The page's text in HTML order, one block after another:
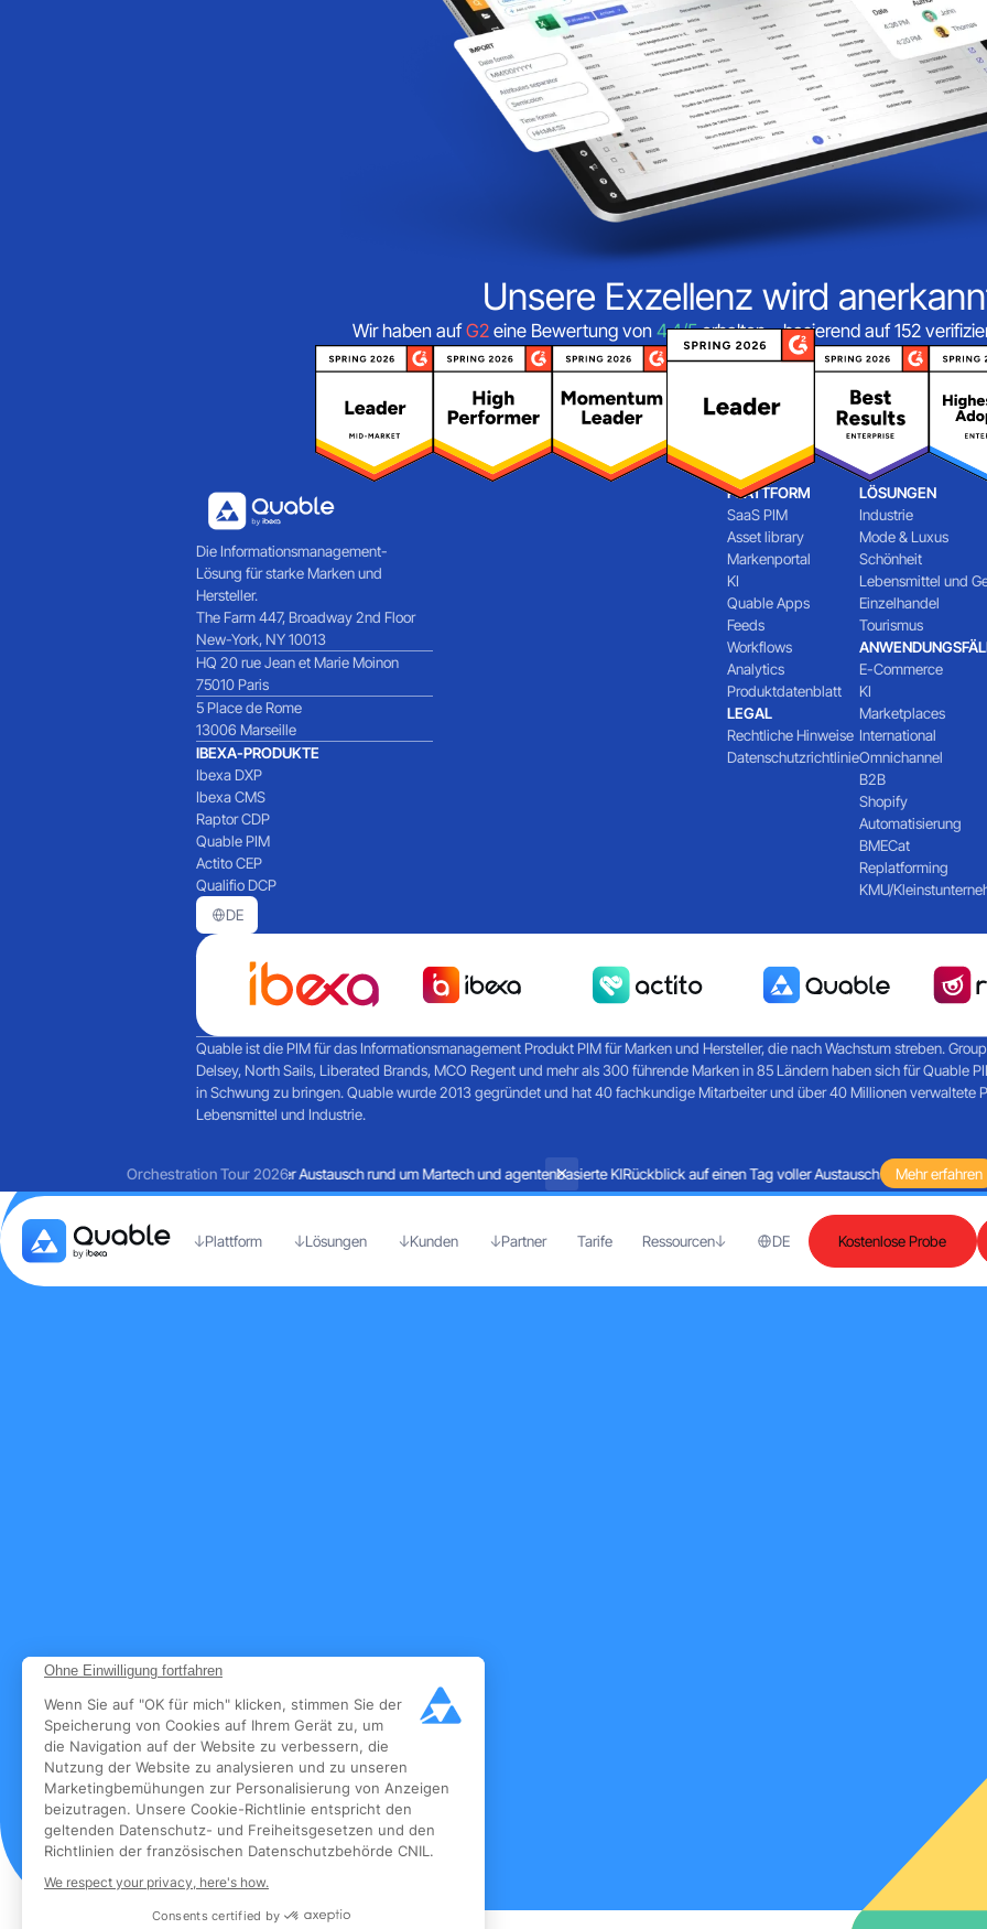
Ohne Einwilligung fortfahren
Wenn Sie auf "OK für mich" klicken, stimmen Sie der
Speicherung von Cookies auf Ihrem Gerät zu, um
die Navigation auf der Website zu verbessern, die
Nutzung der Website zu analysieren und zu unseren
Marketingbemühungen zur Personalisierung von Anzeigen
beizutragen. Unsere Cookie-Richtlinie entspricht den
geltenden Datenschutz- und Freiheitsgesetzen und den
Richtlinien der französischen Datenschutzbehörde CNIL.
We respect your privacy, here's how.
Consents certified by
Unsere Exzellenz wird
Wir haben aufG2eine Bewertung von 4,4/5erhalten – basierend auf 152
Die Informationsmanagement-
Lösung für starke Marken und
Hersteller.
The Farm 447, Broadway 2nd Floor
New-York, NY 10013
HQ 20 rue Jean et Marie Moinon
75010 Paris
5 Place de Rome
13006 Marseille
IBEXA-PRODUKTE
Ibexa DXP
Ibexa CMS
Raptor CDP
Quable PIM
Actito CEP
Qualifio DCP
DE
PLATTFORM
SaaS PIM
Asset library
Markenportal
KI
Quable Apps
Feeds
Workflows
Analytics
Produktdatenblatt
LEGAL
Rechtliche Hinweise
Datenschutzrichtlinie
LÖSUNGEN
Industrie
Mode & Luxus
Schönheit
Lebensmittel und
Einzelhandel
Tourismus
E-Commerce
KI
Marketplaces
International
Omnichannel
B2B
Shopify
Automatisierung
BMECat
Replatforming
KMU/
Quable ist die PIM für das Informationsmanagement Produkt PIM für Marken und Hersteller, die nach Wachstum streben.
Delsey, North Sails, Liberated Brands, MCO Regent und mehr als 300 führende Marken in 85 Ländern haben sich für Quable
in Schwung zu bringen. Quable wurde 2013 gegründet und hat 40 fachkundige Mitarbeiter und über 40 Millionen verwaltete
Lebensmittel und Industrie.
Orchestration Tour 2026
Rückblick auf einen Tag voller Austausch rund um Martech und agentenbasierte KIRückblick auf einen Tag voller Austausch rund um Martech
Mehr erfahren
Plattform Lösungen Kunden Partner Tarife Ressourcen DE Kostenlose Probe